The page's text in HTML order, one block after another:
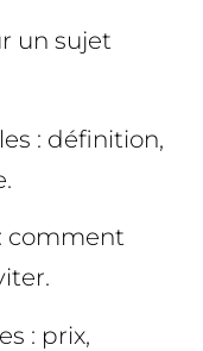
un sujet
: définition,
comment
: prix,